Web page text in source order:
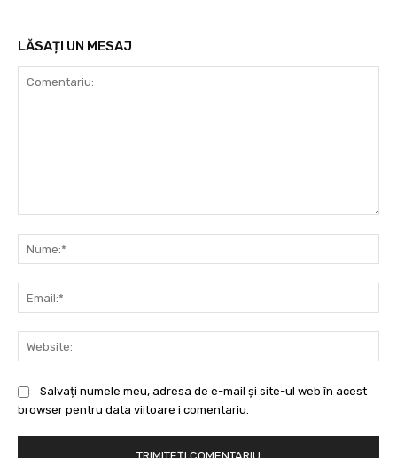
LĂSAȚI UN MESAJ
Salvați numele meu, adresa de e-mail și site-ul web în acest
browser pentru data viitoare i comentariu.